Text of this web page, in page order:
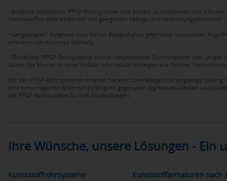
- Einfache Installation: PPGF-Rohrsysteme sind einfach zu installieren und
Verschweißen oder Verbinden mit geeigneten Fittings und
- Langlebigkeit: Aufgrund ihrer hohen Beständigkeit gegenüber chemischen
erfordern nur minimale Wartung.
- Flexibilität: PPGF-Rohrsysteme sind in verschiedenen Durchmessern und
lassen. Sie können in einer Vielzahl von Industriezweigen wie Chemie,
Mit den PPGF-Rohrsystemen erhalten Sie eine zuverlässige und langlebige
eine hervorragende Widerstandsfähigkeit gegenüber aggressiven Medien und
der PPGF-Rohrsysteme für Ihre Anwendungen.
Ihre Wünsche, unsere Lösungen -
Kunststoffrohrsysteme Kunststoffarmaturen nach